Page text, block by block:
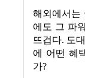
해외에서는
에도 그 파
뜨겁다. 도
에 어떤 혜
가?